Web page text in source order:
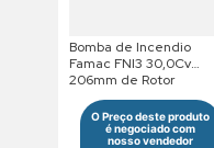
Bomba de Incendio
Famac FNI3 30,0Cv
206mm de Rotor
220/380/440V Trifasico
Saída Roscada
O Preço deste produto
é negociado com
nosso vendedor